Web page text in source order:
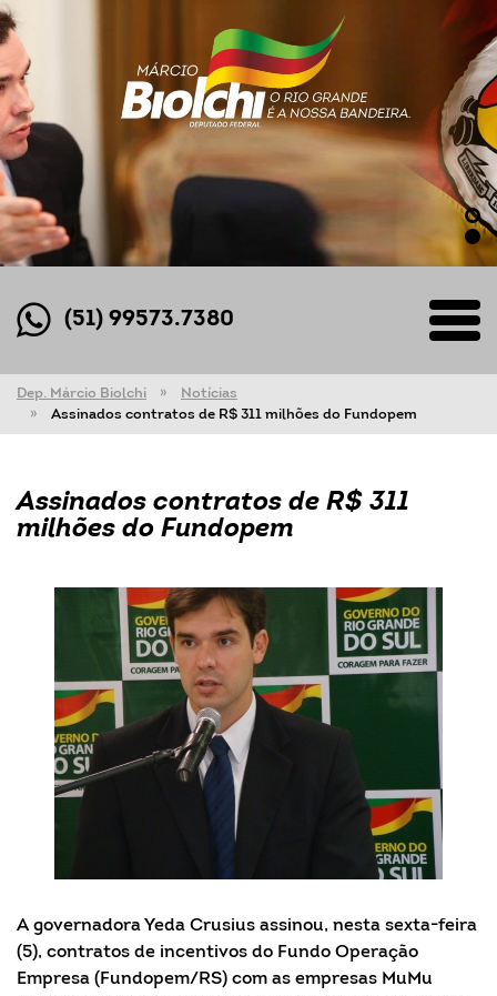
(51) 99573.7380
Dep. Márcio Biolchi
Notícias
Assinados contratos de R$ 311 milhões do Fundopem
Assinados contratos de R$ 311
milhões do Fundopem
A governadora Yeda Crusius assinou, nesta sexta-feira
(5), contratos de incentivos do Fundo Operação
Empresa (Fundopem/RS) com as empresas MuMu